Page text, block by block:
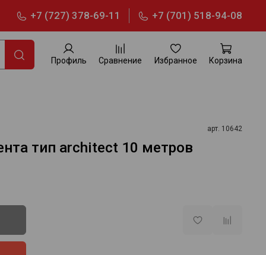
+7 (727) 378-69-11 +7 (701) 518-94-08
Профиль Сравнение Избранное Корзина
арт. 10642
тип architect 10 метров